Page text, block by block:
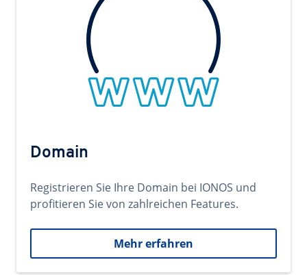
Domain
Registrieren Sie Ihre Domain bei IONOS und
profitieren Sie von zahlreichen Features.
Mehr erfahren